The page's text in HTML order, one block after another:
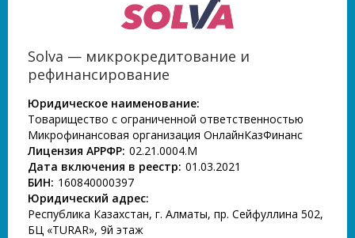
Solva — микрокредитование и
рефинансирование
Юридическое наименование:
Товарищество с ограниченной ответственностью
Микрофинансовая организация ОнлайнКазФинанс
Лицензия АРРФР: 02.21.0004.М
Дата включения в реестр: 01.03.2021
БИН: 160840000397
Юридический адрес:
Республика Казахстан, г. Алматы, пр. Сейфуллина 502,
БЦ «TURAR», 9й этаж